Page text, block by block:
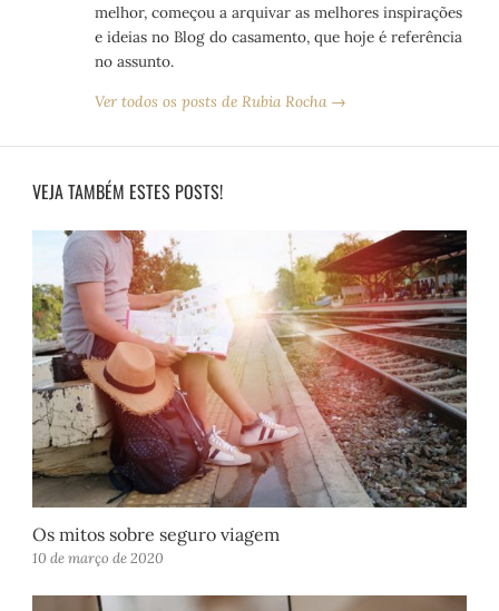
melhor, começou a arquivar as melhores inspirações
e ideias no Blog do casamento, que hoje é referência
no assunto.
Ver todos os posts de Rubia Rocha →
VEJA TAMBÉM ESTES POSTS!
Os mitos sobre seguro viagem
10 de março de 2020